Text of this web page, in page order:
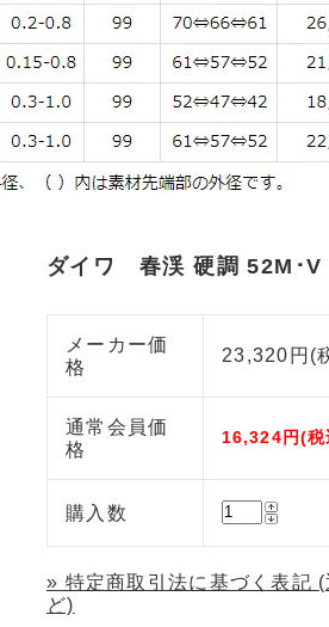
ダイワ 春渓 硬調 52M･V
メーカー価
格
23,320円(
通常会員価
格
16,324円(税
購入数
» 特定商取引法に基づく表記 (
ど)